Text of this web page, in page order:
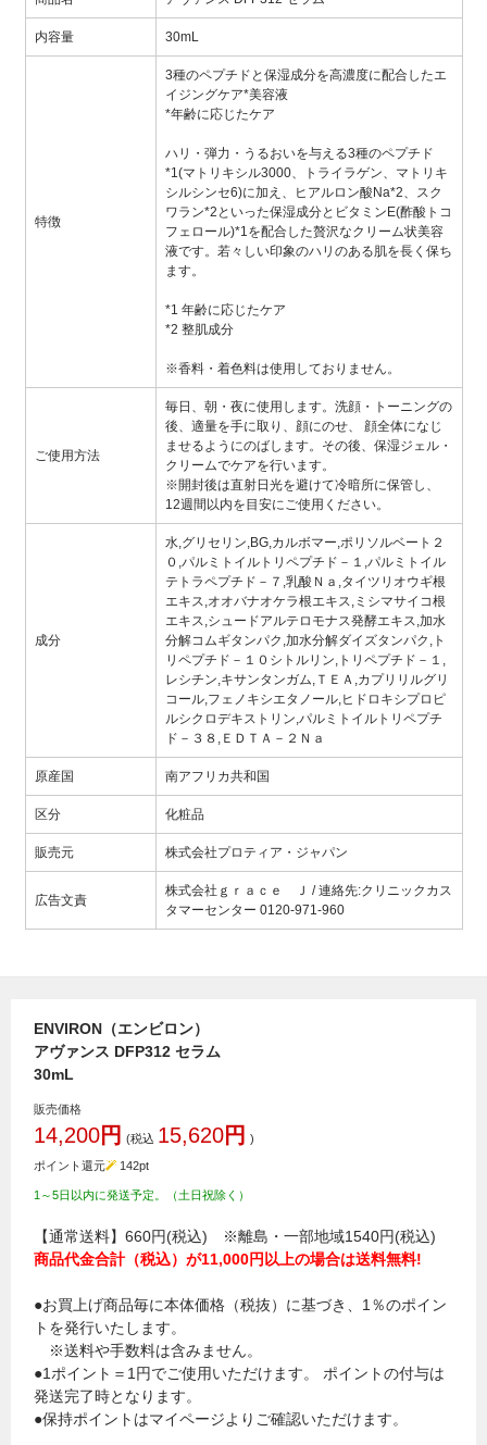
内容量 30mL
特徴
3種のペプチドと保湿成分を高濃度に配合したエ
イジングケア*美容液
*年齢に応じたケア
ハリ・弾力・うるおいを与える3種のペプチド
*1(マトリキシル3000、トライラゲン、マトリキ
シルシンセ6)に加え、ヒアルロン酸Na*2、スク
ワラン*2といった保湿成分とビタミンE(酢酸トコ
フェロール)*1を配合した贅沢なクリーム状美容
液です。若々しい印象のハリのある肌を長く保ち
ます。
*1 年齢に応じたケア
*2 整肌成分
※香料・着色料は使用しておりません。
ご使用方法
毎日、朝・夜に使用します。洗顔・トーニングの
後、適量を手に取り、顔にのせ、 顔全体になじ
ませるようにのばします。その後、保湿ジェル・
クリームでケアを行います。
※開封後は直射日光を避けて冷暗所に保管し、
12週間以内を目安にご使用ください。
成分
水,グリセリン,BG,カルボマー,ポリソルベート２
０,パルミトイルトリペプチド－１,パルミトイル
テトラペプチド－７,乳酸Ｎａ,タイツリオウギ根
エキス,オオバナオケラ根エキス,ミシマサイコ根
エキス,シュードアルテロモナス発酵エキス,加水
分解コムギタンパク,加水分解ダイズタンパク,ト
リペプチド－１０シトルリン,トリペプチド－１,
レシチン,キサンタンガム,ＴＥＡ,カプリリルグリ
コール,フェノキシエタノール,ヒドロキシプロピ
ルシクロデキストリン,パルミトイルトリペプチ
ド－３８,ＥＤＴＡ－２Ｎａ
原産国 南アフリカ共和国
区分 化粧品
販売元 株式会社プロティア・ジャパン
広告文責
株式会社ｇｒａｃｅ Ｊ / 連絡先:クリニックカス
タマーセンター 0120-971-960
ENVIRON（エンビロン）
アヴァンス DFP312 セラム
30mL
販売価格
14,200円 (税込 15,620円 )
ポイント還元 142pt
1～5日以内に発送予定。（土日祝除く）
【通常送料】660円(税込) ※離島・一部地域1540円(税込)
商品代金合計（税込）が11,000円以上の場合は送料無料!
●お買上げ商品毎に本体価格（税抜）に基づき、1％のポイン
トを発行いたします。
※送料や手数料は含みません。
●1ポイント＝1円でご使用いただけます。 ポイントの付与は
発送完了時となります。
●保持ポイントはマイページよりご確認いただけます。